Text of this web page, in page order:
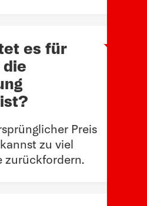
es für
Arow
Preis
zu viel
zurückfordern.